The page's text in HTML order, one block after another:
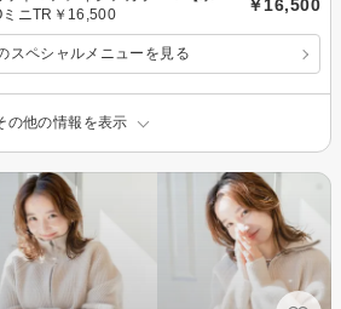
ニTR￥16,500
￥16,500
スペシャルメニューを見る
の他の情報を表示